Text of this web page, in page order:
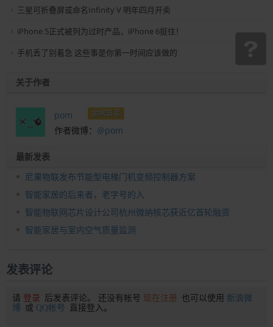
三星可折叠屏或命名Infinity V 明年四月开卖
iPhone 5正式被列为过时产品，iPhone 6挺住！
手机丢了别着急 这些事是你第一时间应该做的
关于作者
pom 金牌笛客
作者微博： @pom
最新发表
尼果物联发布节能型电梯门机变频控制器方案
智能家居的后来者，老字号的入
智能物联网芯片设计公司杭州微纳核芯获近亿首轮融资
智能家居与室内空气质量监测
发表评论
请 登录 后发表评论。 还没有帐号 现在注册 也可以使用 新浪微
博 或 QQ帐号 直接登入。